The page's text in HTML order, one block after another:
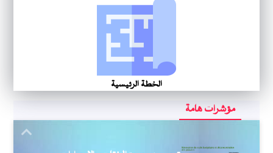
الخطة الرئيسية
مؤشرات هامة
Next